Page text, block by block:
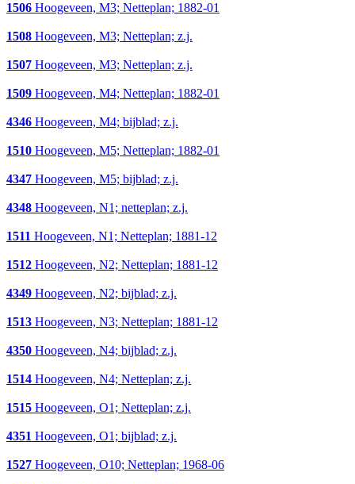
1506 Hoogeveen, M3; Netteplan; 1882-01
1508 Hoogeveen, M3; Netteplan; z.j.
1507 Hoogeveen, M3; Netteplan; z.j.
1509 Hoogeveen, M4; Netteplan; 1882-01
4346 Hoogeveen, M4; bijblad; z.j.
1510 Hoogeveen, M5; Netteplan; 1882-01
4347 Hoogeveen, M5; bijblad; z.j.
4348 Hoogeveen, N1; netteplan; z.j.
1511 Hoogeveen, N1; Netteplan; 1881-12
1512 Hoogeveen, N2; Netteplan; 1881-12
4349 Hoogeveen, N2; bijblad; z.j.
1513 Hoogeveen, N3; Netteplan; 1881-12
4350 Hoogeveen, N4; bijblad; z.j.
1514 Hoogeveen, N4; Netteplan; z.j.
1515 Hoogeveen, O1; Netteplan; z.j.
4351 Hoogeveen, O1; bijblad; z.j.
1527 Hoogeveen, O10; Netteplan; 1968-06